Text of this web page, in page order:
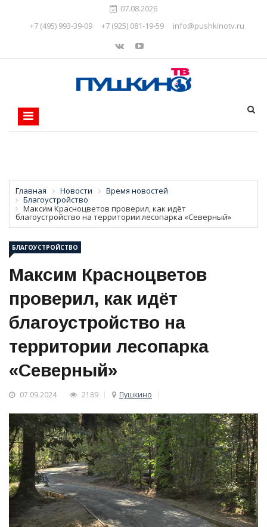
07.08.2026
+7 (495) 993-39-09
+7 (925) 081-19-59 info@pushkinotv.ru
Главная Новости
Время новостей
Благоустройство
Максим Красноцветов проверил, как идёт
благоустройство на территории лесопарка «Северный»
БЛАГОУСТРОЙСТВО
Максим Красноцветов
проверил, как идёт
благоустройство на
территории лесопарка
«Северный»
07.09.2024 2189 Пушкино